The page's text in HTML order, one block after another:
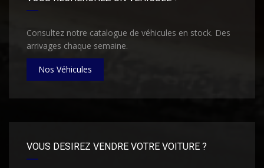
Consultez notre catalogue de véhicules en stock. Des
arrivages chaque semaine.
Nos Véhicules
VOUS DESIREZ VENDRE VOTRE VOITURE ?